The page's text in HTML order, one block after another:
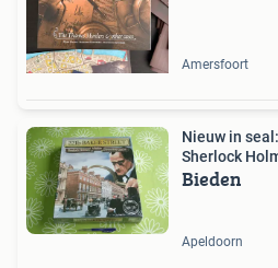
Amersfoort
Nieuw in
Sherlock
Bieden
Apeldoorn